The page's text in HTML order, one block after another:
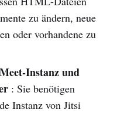
zu ändern, neue
oder vorhandene zu
Instanz und
: Sie benötigen
Instanz von Jitsi